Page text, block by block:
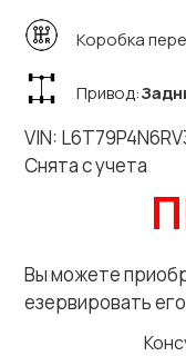
Коробка
Привод:
VIN:
Снята с учета
Вы можете
езервировать